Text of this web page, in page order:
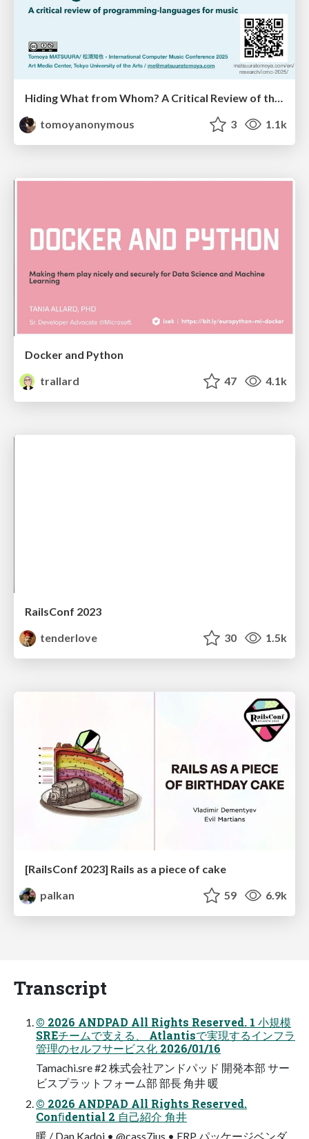
tomoyanonymous
3 1.1k
Docker and Python
trallard
47 4.1k
RailsConf 2023
tenderlove
30 1.5k
[RailsConf 2023] Rails as a piece of cake
palkan
59 6.9k
Transcript
© 2026 ANDPAD All Rights Reserved. 1 小規模
SREチームで支える、 Atlantisで実現するインフラ
管理のセルフサービス化 2026/01/16
Tamachi.sre #2 株式会社アンドパッド 開発本部 サー
ビスプラットフォーム部 部長 角井 暖
© 2026 ANDPAD All Rights Reserved.
Conﬁdential 2 自己紹介 角井
暖 / Dan Kadoi • @cass7ius • ERP パッケージベンダ